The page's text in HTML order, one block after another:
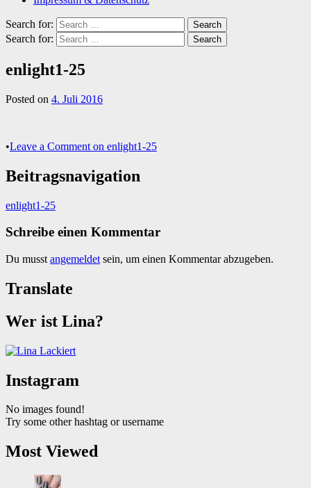
Search for: Search
Search for: Search
enlight1-25
Posted on 4. Juli 2016
•Leave a Comment on enlight1-25
Beitragsnavigation
enlight1-25
Schreibe einen Kommentar
Du musst angemeldet sein, um einen Kommentar abzugeben.
Translate
Wer ist Lina?
Instagram
No images found!
Try some other hashtag or username
Most Viewed